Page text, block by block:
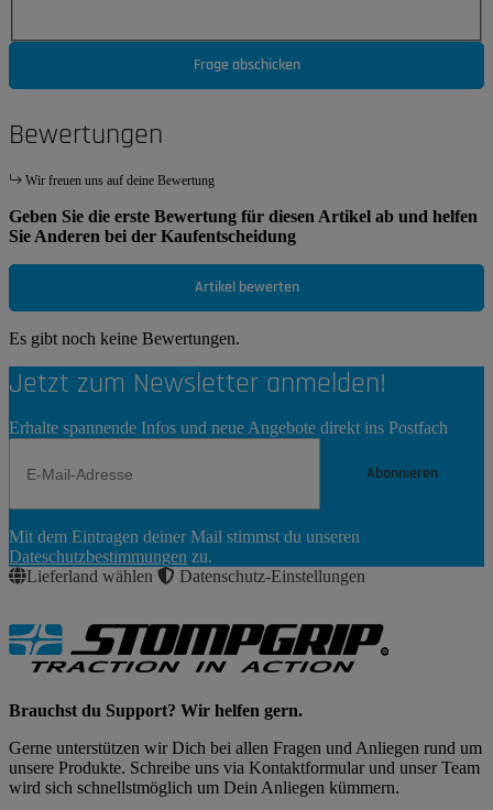
Frage abschicken
Bewertungen
Wir freuen uns auf deine Bewertung
Geben Sie die erste Bewertung für diesen Artikel ab und helfen
Sie Anderen bei der Kaufentscheidung
Artikel bewerten
Es gibt noch keine Bewertungen.
Jetzt zum Newsletter anmelden!
Erhalte spannende Infos und neue Angebote direkt ins Postfach
Abonnieren
Abonnieren
Mit dem Eintragen deiner Mail stimmst du unseren
Dateschutzbestimmungen zu.
Lieferland wählen
Datenschutz-Einstellungen
Brauchst du Support? Wir helfen gern.
Gerne unterstützen wir Dich bei allen Fragen und Anliegen rund um
unsere Produkte. Schreibe uns via Kontaktformular und unser Team
wird sich schnellstmöglich um Dein Anliegen kümmern.